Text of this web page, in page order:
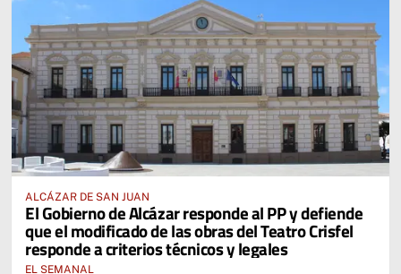
ALCÁZAR DE SAN JUAN
El Gobierno de Alcázar responde al PP y defiende
que el modificado de las obras del Teatro Crisfel
responde a criterios técnicos y legales
EL SEMANAL